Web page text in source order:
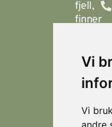
Vi
Vi
andre
fjell,
finner
- en
som
på